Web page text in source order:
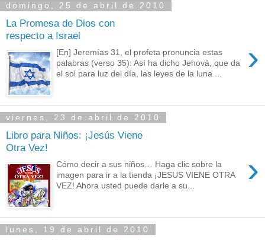
domingo, 25 de abril de 2010
La Promesa de Dios con
respecto a Israel
›
[En] Jeremías 31, el profeta pronuncia estas
palabras (verso 35): Así ha dicho Jehová, que da
el sol para luz del día, las leyes de la luna ...
viernes, 23 de abril de 2010
Libro para Niños: ¡Jesús Viene
Otra Vez!
›
Cómo decir a sus niños… Haga clic sobre la
imagen para ir a la tienda ¡JESUS VIENE OTRA
VEZ! Ahora usted puede darle a su...
lunes, 19 de abril de 2010